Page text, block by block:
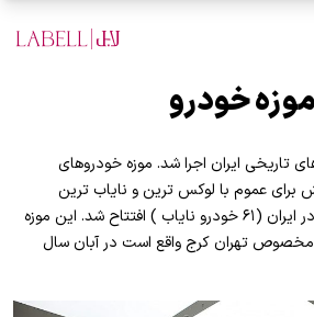
خودرو
تاریخی ایران اجرا شد. موزه خودروهای
برای عموم با لوکس ترین و نایاب ترین
خودروهای تاریخی موجود در ایران (۶۱ خودرو نایاب ) افتتاح شد. این موزه
۱۰ و ۱۱ جاده مخصوص تهران کرج واقع است در آبان سال